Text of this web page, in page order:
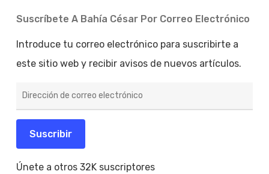
Suscríbete A Bahía César Por Correo Electrónico
Introduce tu correo electrónico para suscribirte a
este sitio web y recibir avisos de nuevos artículos.
de
electrónico
Suscribir
Únete a otros 32K suscriptores